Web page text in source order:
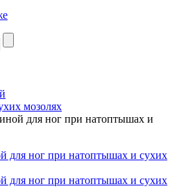
мозолях
для ног при натоптышах и